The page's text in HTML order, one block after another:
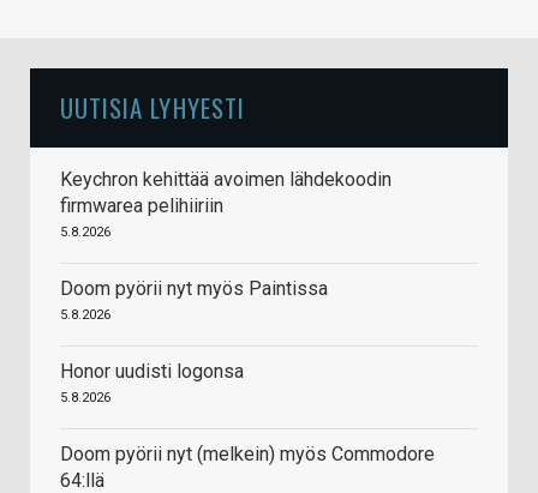
UUTISIA LYHYESTI
Keychron kehittää avoimen lähdekoodin
firmwarea pelihiiriin
5.8.2026
Doom pyörii nyt myös Paintissa
5.8.2026
Honor uudisti logonsa
5.8.2026
Doom pyörii nyt (melkein) myös Commodore
64:llä